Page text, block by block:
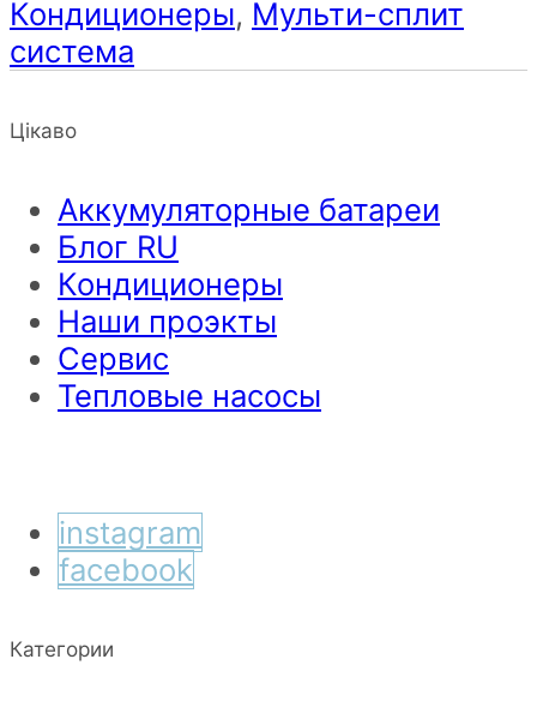
Кондиционеры, Мульти-сплит
система
Цікаво
Аккумуляторные батареи
Блог RU
Кондиционеры
Наши проэкты
Сервис
Тепловые насосы
instagram
facebook
Категории